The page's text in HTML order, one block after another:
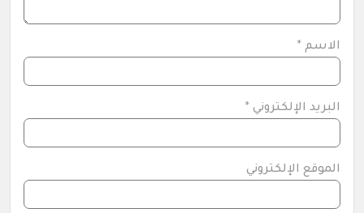
الاسم *
البريد الإلكتروني *
الموقع الإلكتروني